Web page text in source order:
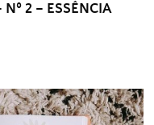
2 – ESSÊNCIA